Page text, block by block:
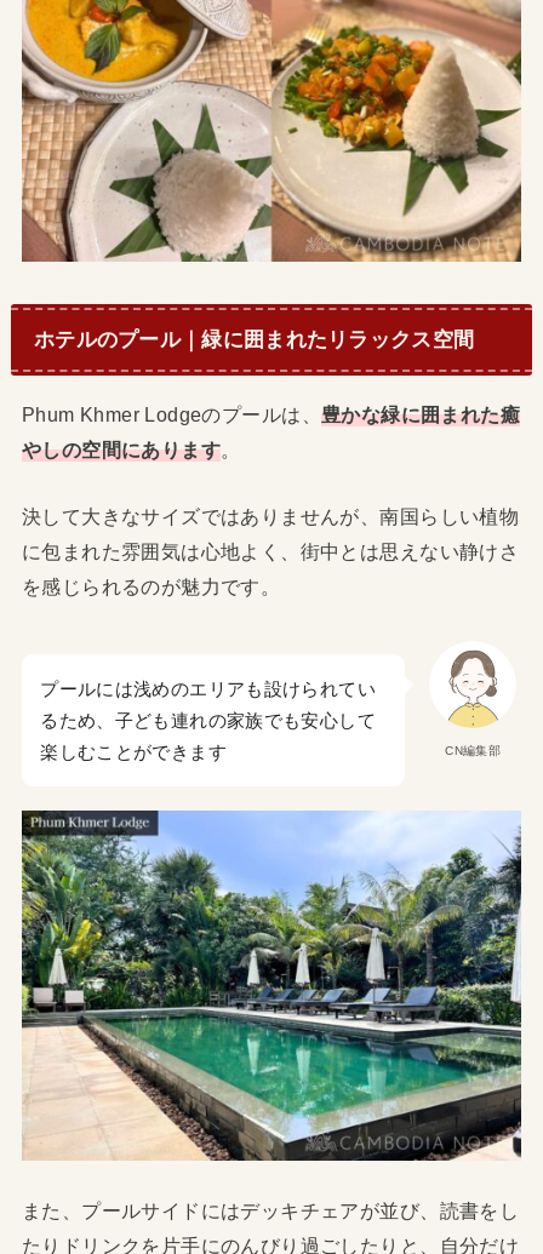
ホテルのプール｜緑に囲まれたリラックス空間
Phum Khmer Lodgeのプールは、 豊かな緑に囲まれた癒
やしの空間にあります。
決して大きなサイズではありませんが、南国らしい植物
に包まれた雰囲気は心地よく、街中とは思えない静けさ
を感じられるのが魅力です。
CN編集部
プールには浅めのエリアも設けられてい
るため、子ども連れの家族でも安心して
楽しむことができます
また、プールサイドにはデッキチェアが並び、読書をし
たりドリンクを片手にのんびり過ごしたりと、自分だけ